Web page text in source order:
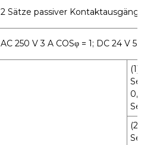
2 Sätze passiver Kontaktausgänge
AC 250 V 3 A COSφ = 1; DC 24 V 5 A
(1)0,01
0,99
(2)0,1